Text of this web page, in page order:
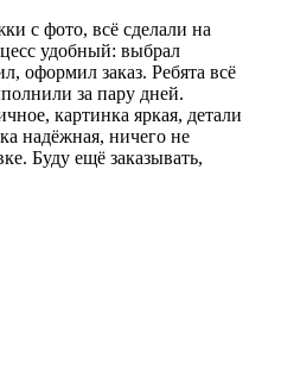
с фото, всё сделали на
удобный: выбрал
оформил заказ. Ребята всё
за пару дней.
картинка яркая, детали
надёжная, ничего не
Буду ещё заказывать,